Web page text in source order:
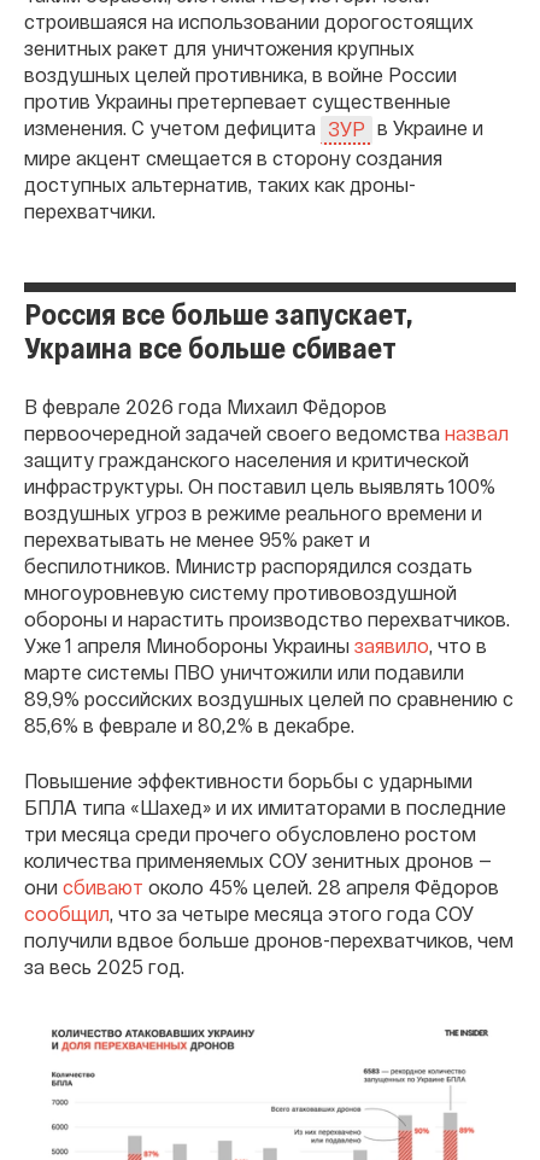
строившаяся на использовании дорогостоящих
зенитных ракет для уничтожения крупных
воздушных целей противника, в войне России
против Украины претерпевает существенные
изменения. С учетом дефицита
ЗУР в Украине и
мире акцент смещается в сторону создания
доступных альтернатив, таких как дроны-
перехватчики.
Россия все больше запускает,
Украина все больше сбивает
В феврале 2026 года Михаил Фёдоров
первоочередной задачей своего ведомства назвал
защиту гражданского населения и критической
инфраструктуры. Он поставил цель выявлять 100%
воздушных угроз в режиме реального времени и
перехватывать не менее 95% ракет и
беспилотников. Министр распорядился создать
многоуровневую систему противовоздушной
обороны и нарастить производство перехватчиков.
Уже 1 апреля Минобороны Украины заявило, что в
марте системы ПВО уничтожили или подавили
89,9% российских воздушных целей по сравнению с
85,6% в феврале и 80,2% в декабре.
Повышение эффективности борьбы с ударными
БПЛА типа «Шахед» и их имитаторами в последние
три месяца среди прочего обусловлено ростом
количества применяемых СОУ зенитных дронов —
они сбивают около 45% целей. 28 апреля Фёдоров
сообщил, что за четыре месяца этого года СОУ
получили вдвое больше дронов-перехватчиков, чем
за весь 2025 год.